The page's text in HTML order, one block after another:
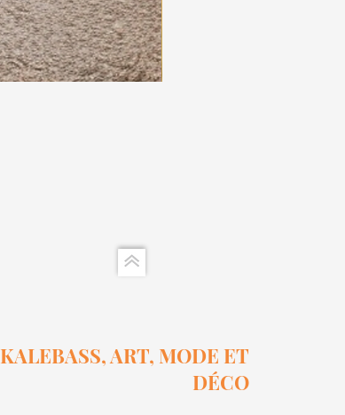
KALEBASS, ART, MODE ET
DÉCO